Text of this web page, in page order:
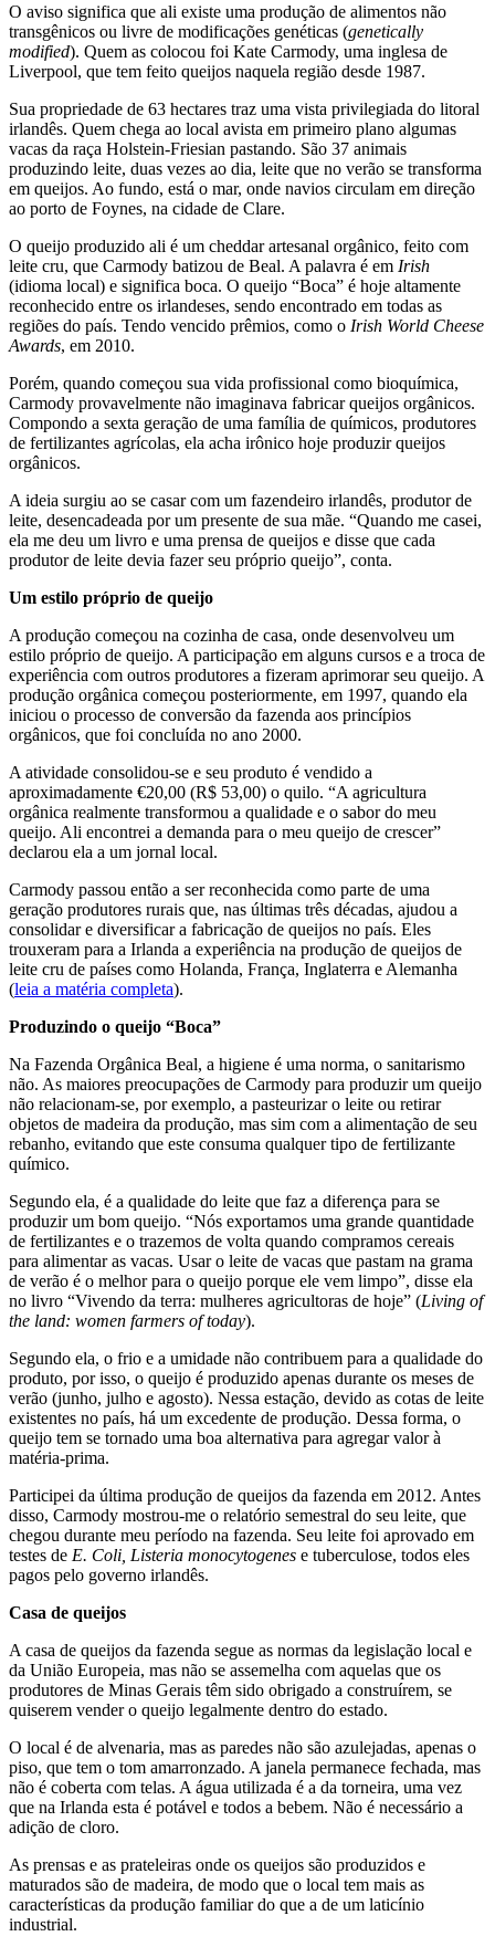
O aviso significa que ali existe uma produção de alimentos não
transgênicos ou livre de modificações genéticas (genetically
modified). Quem as colocou foi Kate Carmody, uma inglesa de
Liverpool, que tem feito queijos naquela região desde 1987.
Sua propriedade de 63 hectares traz uma vista privilegiada do litoral
irlandês. Quem chega ao local avista em primeiro plano algumas
vacas da raça Holstein-Friesian pastando. São 37 animais
produzindo leite, duas vezes ao dia, leite que no verão se transforma
em queijos. Ao fundo, está o mar, onde navios circulam em direção
ao porto de Foynes, na cidade de Clare.
O queijo produzido ali é um cheddar artesanal orgânico, feito com
leite cru, que Carmody batizou de Beal. A palavra é em Irish
(idioma local) e significa boca. O queijo “Boca” é hoje altamente
reconhecido entre os irlandeses, sendo encontrado em todas as
regiões do país. Tendo vencido prêmios, como o Irish World Cheese
Awards, em 2010.
Porém, quando começou sua vida profissional como bioquímica,
Carmody provavelmente não imaginava fabricar queijos orgânicos.
Compondo a sexta geração de uma família de químicos, produtores
de fertilizantes agrícolas, ela acha irônico hoje produzir queijos
orgânicos.
A ideia surgiu ao se casar com um fazendeiro irlandês, produtor de
leite, desencadeada por um presente de sua mãe. “Quando me casei,
ela me deu um livro e uma prensa de queijos e disse que cada
produtor de leite devia fazer seu próprio queijo”, conta.
Um estilo próprio de queijo
A produção começou na cozinha de casa, onde desenvolveu um
estilo próprio de queijo. A participação em alguns cursos e a troca de
experiência com outros produtores a fizeram aprimorar seu queijo. A
produção orgânica começou posteriormente, em 1997, quando ela
iniciou o processo de conversão da fazenda aos princípios
orgânicos, que foi concluída no ano 2000.
A atividade consolidou-se e seu produto é vendido a
aproximadamente €20,00 (R$ 53,00) o quilo. “A agricultura
orgânica realmente transformou a qualidade e o sabor do meu
queijo. Ali encontrei a demanda para o meu queijo de crescer”
declarou ela a um jornal local.
Carmody passou então a ser reconhecida como parte de uma
geração produtores rurais que, nas últimas três décadas, ajudou a
consolidar e diversificar a fabricação de queijos no país. Eles
trouxeram para a Irlanda a experiência na produção de queijos de
leite cru de países como Holanda, França, Inglaterra e Alemanha
(leia a matéria completa).
Produzindo o queijo “Boca”
Na Fazenda Orgânica Beal, a higiene é uma norma, o sanitarismo
não. As maiores preocupações de Carmody para produzir um queijo
não relacionam-se, por exemplo, a pasteurizar o leite ou retirar
objetos de madeira da produção, mas sim com a alimentação de seu
rebanho, evitando que este consuma qualquer tipo de fertilizante
químico.
Segundo ela, é a qualidade do leite que faz a diferença para se
produzir um bom queijo. “Nós exportamos uma grande quantidade
de fertilizantes e o trazemos de volta quando compramos cereais
para alimentar as vacas. Usar o leite de vacas que pastam na grama
de verão é o melhor para o queijo porque ele vem limpo”, disse ela
no livro “Vivendo da terra: mulheres agricultoras de hoje” (Living of
the land: women farmers of today).
Segundo ela, o frio e a umidade não contribuem para a qualidade do
produto, por isso, o queijo é produzido apenas durante os meses de
verão (junho, julho e agosto). Nessa estação, devido as cotas de leite
existentes no país, há um excedente de produção. Dessa forma, o
queijo tem se tornado uma boa alternativa para agregar valor à
matéria-prima.
Participei da última produção de queijos da fazenda em 2012. Antes
disso, Carmody mostrou-me o relatório semestral do seu leite, que
chegou durante meu período na fazenda. Seu leite foi aprovado em
testes de E. Coli, Listeria monocytogenes e tuberculose, todos eles
pagos pelo governo irlandês.
Casa de queijos
A casa de queijos da fazenda segue as normas da legislação local e
da União Europeia, mas não se assemelha com aquelas que os
produtores de Minas Gerais têm sido obrigado a construírem, se
quiserem vender o queijo legalmente dentro do estado.
O local é de alvenaria, mas as paredes não são azulejadas, apenas o
piso, que tem o tom amarronzado. A janela permanece fechada, mas
não é coberta com telas. A água utilizada é a da torneira, uma vez
que na Irlanda esta é potável e todos a bebem. Não é necessário a
adição de cloro.
As prensas e as prateleiras onde os queijos são produzidos e
maturados são de madeira, de modo que o local tem mais as
características da produção familiar do que a de um laticínio
industrial.